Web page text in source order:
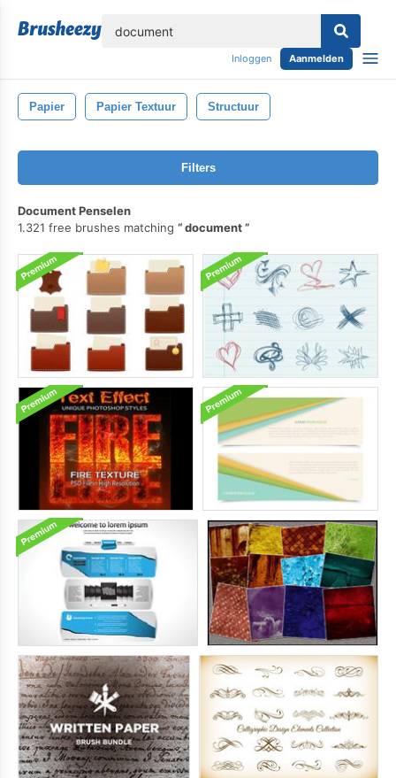
Inloggen Aanmelden
Papier Papier Textuur Structuur
Filters
Document Penselen
1.321 free brushes matching
document